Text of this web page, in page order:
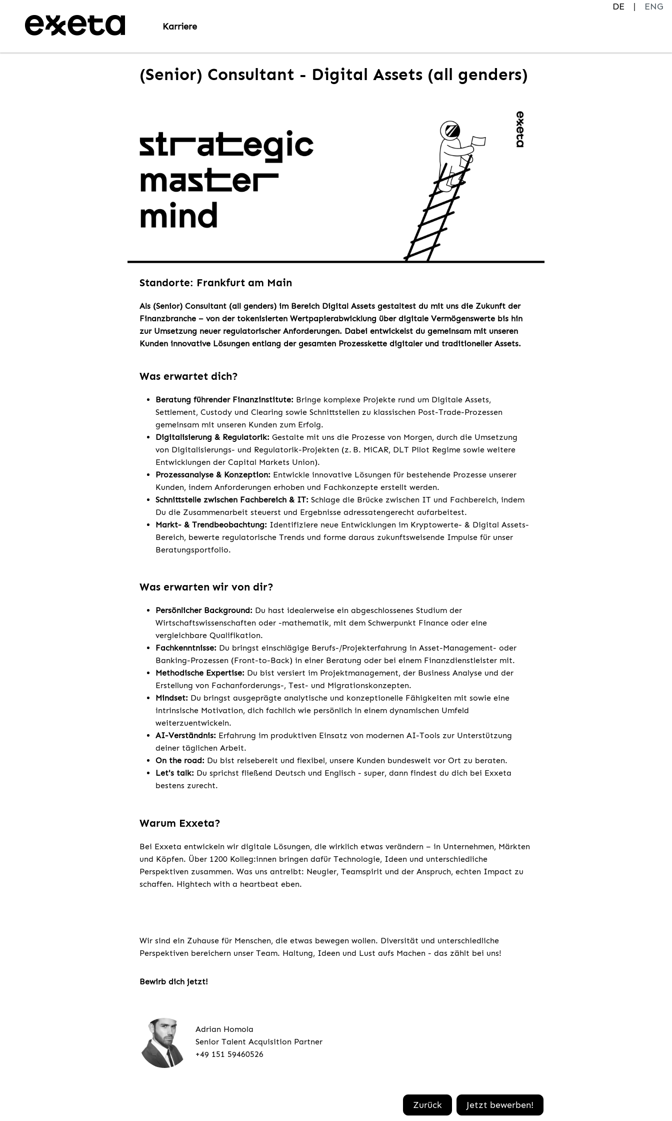
DE
ENG
Karriere
(Senior) Consultant - Digital Assets (all genders)
Standorte: Frankfurt am Main
Als (Senior) Consultant (all genders) im Bereich Digital Assets gestaltest du mit uns die Zukunft der
Finanzbranche – von der tokenisierten Wertpapierabwicklung über digitale Vermögenswerte bis hin
zur Umsetzung neuer regulatorischer Anforderungen. Dabei entwickelst du gemeinsam mit unseren
Kunden innovative Lösungen entlang der gesamten Prozesskette digitaler und traditioneller Assets.
Was erwartet dich?
Beratung führender Finanzinstitute: Bringe komplexe Projekte rund um Digitale Assets,
Settlement, Custody und Clearing sowie Schnittstellen zu klassischen Post-Trade-Prozessen
gemeinsam mit unseren Kunden zum Erfolg.
Digitalisierung & Regulatorik: Gestalte mit uns die Prozesse von Morgen, durch die Umsetzung
von Digitalisierungs- und Regulatorik-Projekten (z. B. MiCAR, DLT Pilot Regime sowie weitere
Entwicklungen der Capital Markets Union).
Prozessanalyse & Konzeption: Entwickle innovative Lösungen für bestehende Prozesse unserer
Kunden, indem Anforderungen erhoben und Fachkonzepte erstellt werden.
Schnittstelle zwischen Fachbereich & IT: Schlage die Brücke zwischen IT und Fachbereich, indem
Du die Zusammenarbeit steuerst und Ergebnisse adressatengerecht aufarbeitest.
Markt- & Trendbeobachtung: Identifiziere neue Entwicklungen im Kryptowerte- & Digital Assets-
Bereich, bewerte regulatorische Trends und forme daraus zukunftsweisende Impulse für unser
Beratungsportfolio.
Was erwarten wir von dir?
Persönlicher Background: Du hast idealerweise ein abgeschlossenes Studium der
Wirtschaftswissenschaften oder -mathematik, mit dem Schwerpunkt Finance oder eine
vergleichbare Qualifikation.
Fachkenntnisse: Du bringst einschlägige Berufs-/Projekterfahrung in Asset-Management- oder
Banking-Prozessen (Front-to-Back) in einer Beratung oder bei einem Finanzdienstleister mit.
Methodische Expertise: Du bist versiert im Projektmanagement, der Business Analyse und der
Erstellung von Fachanforderungs-, Test- und Migrationskonzepten.
Mindset: Du bringst ausgeprägte analytische und konzeptionelle Fähigkeiten mit sowie eine
intrinsische Motivation, dich fachlich wie persönlich in einem dynamischen Umfeld
weiterzuentwickeln.
AI-Verständnis: Erfahrung im produktiven Einsatz von modernen AI-Tools zur Unterstützung
deiner täglichen Arbeit.
On the road: Du bist reisebereit und flexibel, unsere Kunden bundesweit vor Ort zu beraten.
Let's talk: Du sprichst fließend Deutsch und Englisch - super, dann findest du dich bei Exxeta
bestens zurecht.
Warum Exxeta?
Bei Exxeta entwickeln wir digitale Lösungen, die wirklich etwas verändern – in Unternehmen, Märkten
und Köpfen. Über 1200 Kolleg:innen bringen dafür Technologie, Ideen und unterschiedliche
Perspektiven zusammen. Was uns antreibt: Neugier, Teamspirit und der Anspruch, echten Impact zu
schaffen. Hightech with a heartbeat eben.
Wir sind ein Zuhause für Menschen, die etwas bewegen wollen. Diversität und unterschiedliche
Perspektiven bereichern unser Team. Haltung, Ideen und Lust aufs Machen - das zählt bei uns!
Bewirb dich jetzt!
Adrian Homola
Senior Talent Acquisition Partner
+49 151 59460526
Zurück Jetzt bewerben!